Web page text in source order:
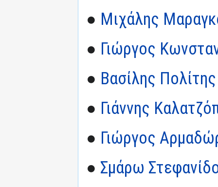
● Μιχάλης
● Γιώργος
● Βασίλης Πολίτης
● Γιάννης
● Γιώργος
● Σμάρω